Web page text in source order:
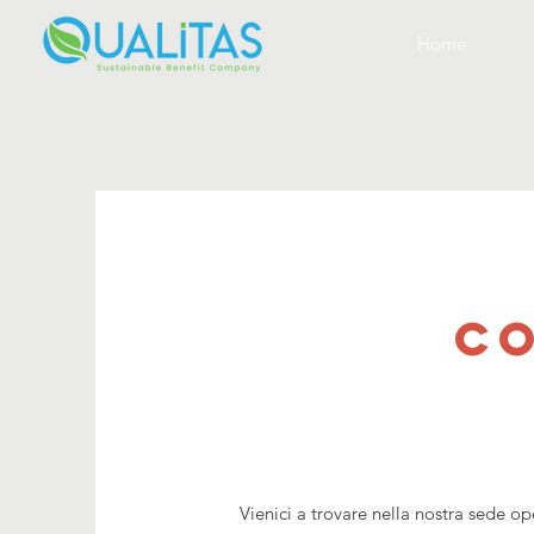
Vienici a trovare nella nostra sede